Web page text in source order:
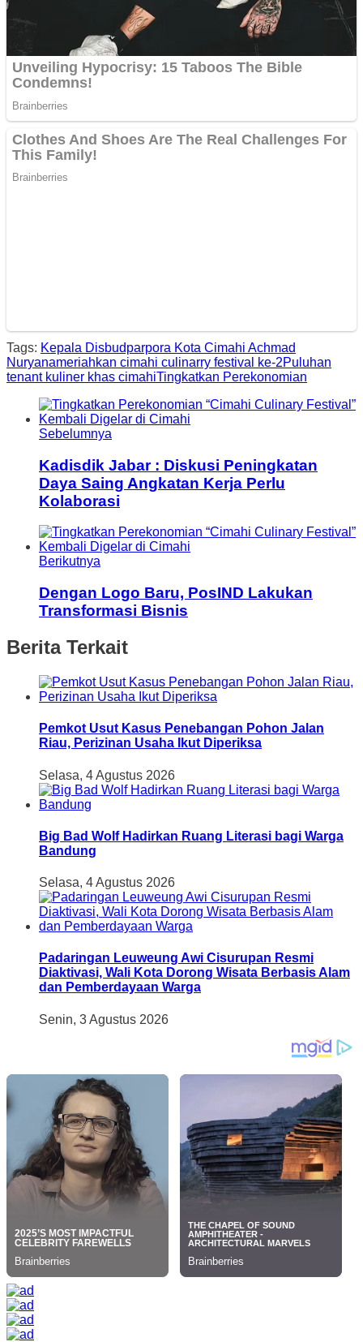
Tags: Kepala Disbudparpora Kota Cimahi Achmad
Nuryanameriahkan cimahi culinarry festival ke-2Puluhan
tenant kuliner khas cimahiTingkatkan Perekonomian
Sebelumnya
Kadisdik Jabar : Diskusi Peningkatan
Daya Saing Angkatan Kerja Perlu
Kolaborasi
Berikutnya
Dengan Logo Baru, PosIND Lakukan
Transformasi Bisnis
Berita Terkait
Pemkot Usut Kasus Penebangan Pohon Jalan
Riau, Perizinan Usaha Ikut Diperiksa
Selasa, 4 Agustus 2026
Big Bad Wolf Hadirkan Ruang Literasi bagi Warga
Bandung
Selasa, 4 Agustus 2026
Padaringan Leuweung Awi Cisurupan Resmi
Diaktivasi, Wali Kota Dorong Wisata Berbasis Alam
dan Pemberdayaan Warga
Senin, 3 Agustus 2026